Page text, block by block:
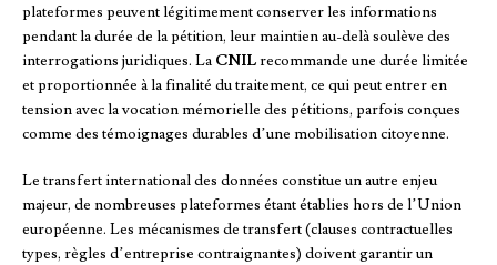
plateformes peuvent légitimement conserver les informations
pendant la durée de la pétition, leur maintien au-delà soulève des
interrogations juridiques. La CNILrecommande une durée limitée
et proportionnée à la finalité du traitement, ce qui peut entrer en
tension avec la vocation mémorielle des pétitions, parfois conçues
comme des témoignages durables d’une mobilisation citoyenne.
Le transfert international des données constitue un autre enjeu
majeur, de nombreuses plateformes étant établies hors de l’Union
européenne. Les mécanismes de transfert (clauses contractuelles
types, règles d’entreprise contraignantes) doivent garantir un